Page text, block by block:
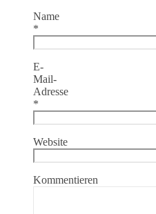
Name
*
E-
Mail-
Adresse
*
Website
Kommentieren